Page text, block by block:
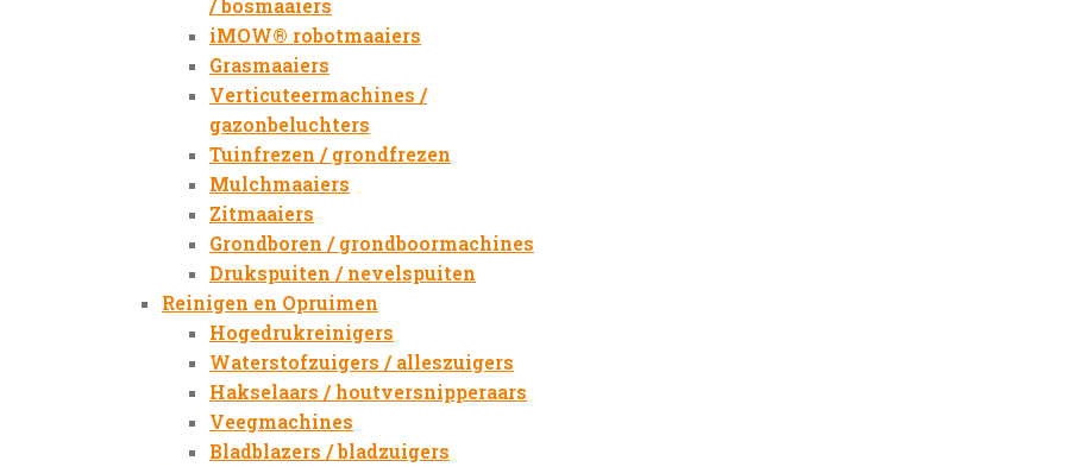
/ bosmaaiers
iMOW® robotmaaiers
Grasmaaiers
Verticuteermachines /
gazonbeluchters
Tuinfrezen / grondfrezen
Mulchmaaiers
Zitmaaiers
Grondboren / grondboormachines
Drukspuiten / nevelspuiten
Reinigen en Opruimen
Hogedrukreinigers
Waterstofzuigers / alleszuigers
Hakselaars / houtversnipperaars
Veegmachines
Bladblazers / bladzuigers